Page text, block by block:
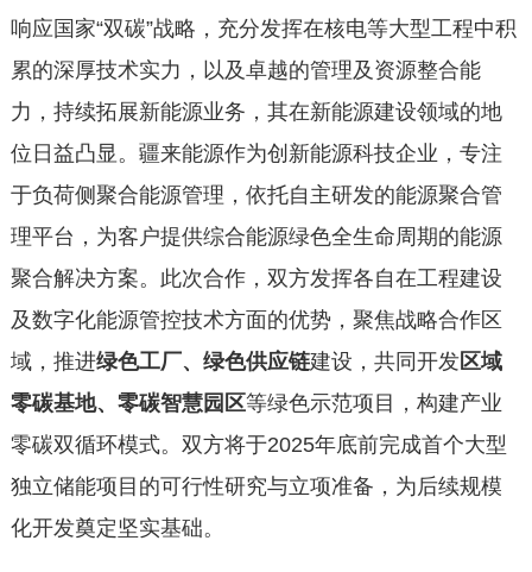
响应国家“双碳”战略，充分发挥在核电等大型工程中积
累的深厚技术实力，以及卓越的管理及资源整合能
力，持续拓展新能源业务，其在新能源建设领域的地
位日益凸显。疆来能源作为创新能源科技企业，专注
于负荷侧聚合能源管理，依托自主研发的能源聚合管
理平台，为客户提供综合能源绿色全生命周期的能源
聚合解决方案。此次合作，双方发挥各自在工程建设
及数字化能源管控技术方面的优势，聚焦战略合作区
域，推进绿色工厂、绿色供应链建设，共同开发区域
零碳基地、零碳智慧园区等绿色示范项目，构建产业
零碳双循环模式。双方将于2025年底前完成首个大型
独立储能项目的可行性研究与立项准备，为后续规模
化开发奠定坚实基础。